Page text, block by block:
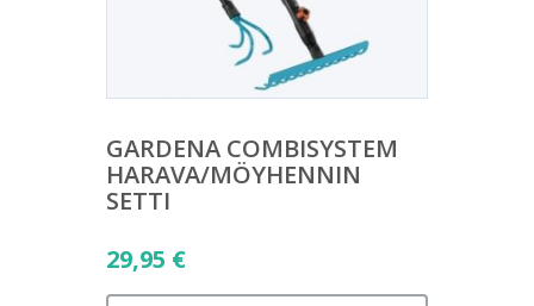
GARDENA COMBISYSTEM
HARAVA/MÖYHENNIN
SETTI
29,95 €